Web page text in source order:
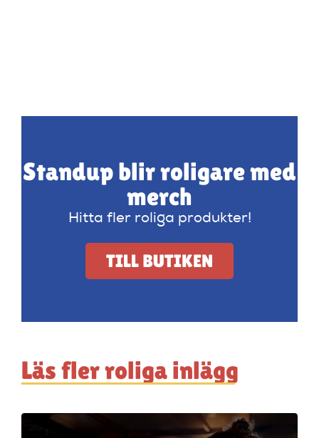
Standup blir roligare med
merch
Hitta fler roliga produkter!
TILL BUTIKEN
Läs fler roliga inlägg